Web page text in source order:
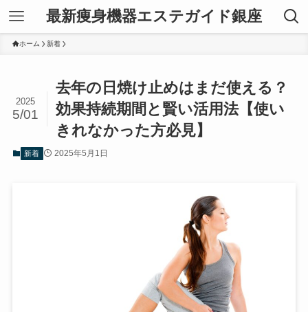
最新痩身機器エステガイド銀座
ホーム 新着
去年の日焼け止めはまだ使える？
効果持続期間と賢い活用法【使い
きれなかった方必見】
2025
5/01
新着 2025年5月1日